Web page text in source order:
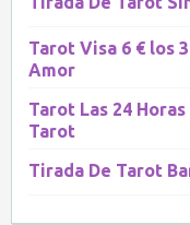
Tarot Visa 6 € los
Amor
Tarot Las 24 Horas
Tarot
Tirada De Tarot